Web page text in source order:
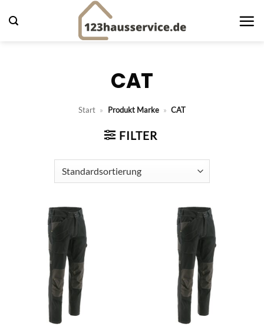
Inhalt
CAT
Start » Produkt Marke » CAT
FILTER